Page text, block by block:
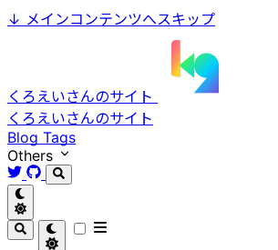
↓ メインコンテンツへスキップ
くろえいさんのサイト
くろえいさんのサイト
Blog Tags
Others